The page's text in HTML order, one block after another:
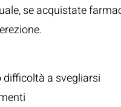
se acquistate
a svegliarsi